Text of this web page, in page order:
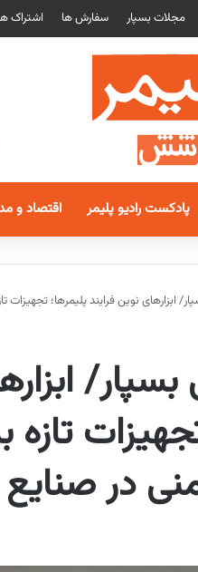
مجلات بسپار سفارش ها اشتراک
پادکست رادیو پلیمر اقتصاد و
ابزارهای نوین فرایند پلیمرها؛
در